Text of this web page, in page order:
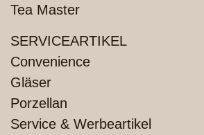
Tea Master
SERVICEARTIKEL
Convenience
Gläser
Porzellan
Service & Werbeartikel